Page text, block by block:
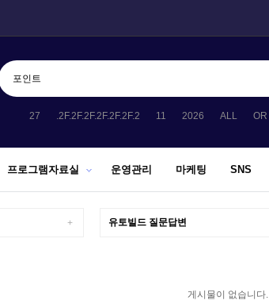
27 .2F.2F.2F.2F.2F.2F.2 11 2026 ALL OR
프로그램자료실 운영관리 마케팅 SNS
+ 유토빌드 질문답변
게시물이 없습니다.